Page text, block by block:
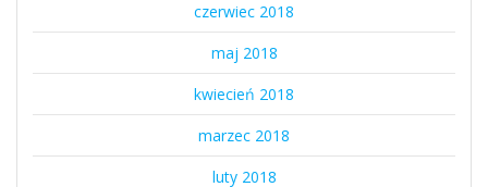
czerwiec 2018
maj 2018
kwiecień 2018
marzec 2018
luty 2018